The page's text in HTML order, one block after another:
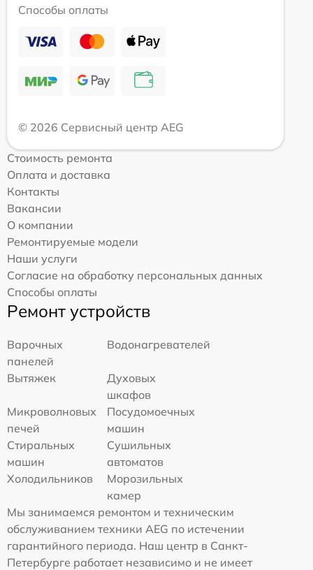
Способы оплаты
© 2026 Сервисный центр AEG
Стоимость ремонта
Оплата и доставка
Контакты
Вакансии
О компании
Ремонтируемые модели
Наши услуги
Согласие на обработку персональных данных
Способы оплаты
Ремонт устройств
Варочных
панелей
Водонагревателей
Вытяжек
Духовых
шкафов
Микроволновых
печей
Посудомоечных
машин
Стиральных
машин
Сушильных
автоматов
Холодильников
Морозильных
камер
Мы занимаемся ремонтом и техническим
обслуживанием техники AEG по истечении
гарантийного периода. Наш центр в Санкт-
Петербурге работает независимо и не имеет